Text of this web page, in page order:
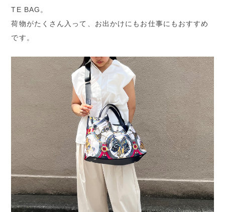
TE BAG。
荷物がたくさん入って、お出かけにもお仕事にもおすすめ
です。